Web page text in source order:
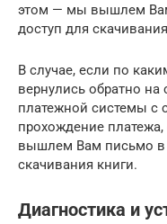
этом — мы вышлем
доступ для
В случае, если по
вернулись обратно
платежной системы с
прохождение
вышлем Вам письмо в
скачивания книги.
Диагностика и